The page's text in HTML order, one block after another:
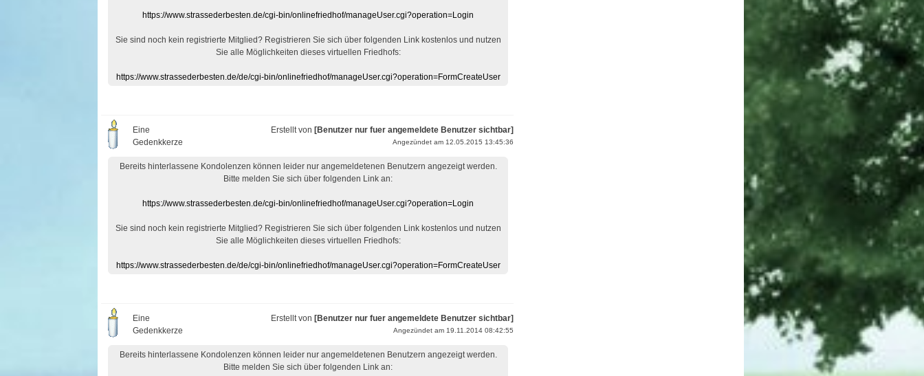
https://www.strassederbesten.de/cgi-bin/onlinefriedhof/manageUser.cgi?operation=Login
Sie sind noch kein registrierte Mitglied? Registrieren Sie sich über folgenden Link kostenlos und nutzen
Sie alle Möglichkeiten dieses virtuellen Friedhofs:
https://www.strassederbesten.de/de/cgi-bin/onlinefriedhof/manageUser.cgi?operation=FormCreateUser
Eine
Gedenkkerze
Erstellt von [Benutzer nur fuer angemeldete Benutzer sichtbar]
Angezündet am 12.05.2015 13:45:36
Bereits hinterlassene Kondolenzen können leider nur angemeldetenen Benutzern angezeigt werden.
Bitte melden Sie sich über folgenden Link an:
https://www.strassederbesten.de/cgi-bin/onlinefriedhof/manageUser.cgi?operation=Login
Sie sind noch kein registrierte Mitglied? Registrieren Sie sich über folgenden Link kostenlos und nutzen
Sie alle Möglichkeiten dieses virtuellen Friedhofs:
https://www.strassederbesten.de/de/cgi-bin/onlinefriedhof/manageUser.cgi?operation=FormCreateUser
Eine
Gedenkkerze
Erstellt von [Benutzer nur fuer angemeldete Benutzer sichtbar]
Angezündet am 19.11.2014 08:42:55
Bereits hinterlassene Kondolenzen können leider nur angemeldetenen Benutzern angezeigt werden.
Bitte melden Sie sich über folgenden Link an: